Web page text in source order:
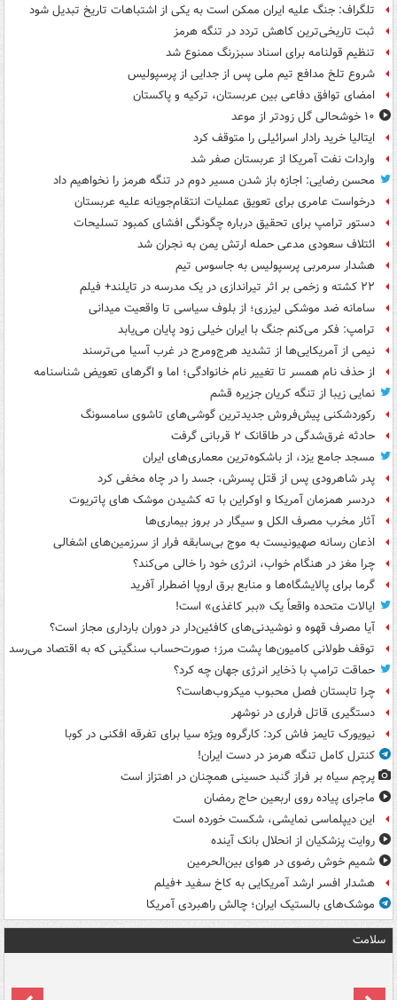
تلگراف: جنگ علیه ایران ممکن است به یکی از اشتباهات تاریخ تبدیل شود
ثبت تاریخی‌ترین کاهش تردد در تنگه هرمز
تنظیم قولنامه برای اسناد سبزرنگ ممنوع شد
شروع تلخ مدافع تیم ملی پس از جدایی از پرسپولیس
امضای توافق دفاعی بین عربستان، ترکیه و پاکستان
۱۰ خوشحالی گل زودتر از موعد
ایتالیا خرید رادار اسرائیلی را متوقف کرد
واردات نفت آمریکا از عربستان صفر شد
محسن رضایی: اجازه باز شدن مسیر دوم در تنگه هرمز را نخواهیم داد
درخواست عامری برای تعویق عملیات انتقام‌جویانه علیه عربستان
دستور ترامپ برای تحقیق درباره چگونگی افشای کمبود تسلیحات
ائتلاف سعودی مدعی حمله ارتش یمن به نجران شد
هشدار سرمربی پرسپولیس به جاسوس تیم
۲۲ کشته و زخمی بر اثر تیراندازی در یک مدرسه در تایلند+ فیلم
سامانه ضد موشکی لیزری؛ از بلوف سیاسی تا واقعیت میدانی
ترامپ: فکر می‌کنم جنگ با ایران خیلی زود پایان می‌یابد
نیمی از آمریکایی‌ها از تشدید هرج‌ومرج در غرب آسیا می‌ترسند
از حذف نام همسر تا تغییر نام خانوادگی؛ اما و اگرهای تعویض شناسنامه
نمایی زیبا از تنگه کریان جزیره قشم
رکوردشکنی پیش‌فروش جدیدترین گوشی‌های تاشوی سامسونگ
حادثه غرق‌شدگی در طاقانک ۲ قربانی گرفت
مسجد جامع یزد، از باشکوه‌ترین معماری‌های ایران
پدر شاهرودی پس از قتل پسرش، جسد را در چاه مخفی کرد
دردسر همزمان آمریکا و اوکراین با ته کشیدن موشک های پاتریوت
آثار مخرب مصرف الکل و سیگار در بروز بیماری‌ها
اذعان رسانه صهیونیست به موج بی‌سابقه فرار از سرزمین‌های اشغالی
چرا مغز در هنگام خواب، انرژی خود را خالی می‌کند؟
گرما برای پالایشگاه‌ها و منابع برق اروپا اضطرار آفرید
ایالات متحده واقعاً یک «ببر کاغذی» است!
آیا مصرف قهوه و نوشیدنی‌های کافئین‌دار در دوران بارداری مجاز است؟
توقف طولانی کامیون‌ها پشت مرز؛ صورت‌حساب سنگینی که به اقتصاد می‌رسد
حماقت ترامپ با ذخایر انرژی جهان چه کرد؟
چرا تابستان فصل محبوب میکروب‌هاست؟
دستگیری قاتل فراری در نوشهر
نیویورک تایمز فاش کرد: کارگروه ویژه سیا برای تفرقه افکنی در کوبا
کنترل کامل تنگه هرمز در دست ایران!
پرچم سیاه بر فراز گنبد حسینی همچنان در اهتزاز است
ماجرای پیاده روی اربعین حاج رمضان
این دیپلماسی نمایشی، شکست خورده است
روایت پزشکیان از انحلال بانک آینده
شمیم خوش رضوی در هوای بین‌الحرمین
هشدار افسر ارشد آمریکایی به کاخ سفید +فیلم
موشک‌های بالستیک ایران؛ چالش راهبردی آمریکا
سلامت